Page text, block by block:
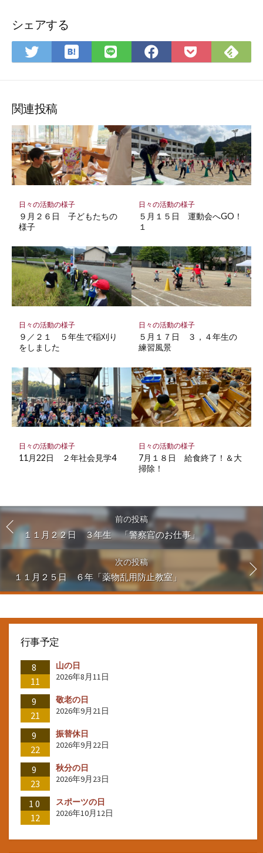
シェアする
Twitter
で
ア
は
て
ク
マ
ー
ク
に
LINE
で
Facebook
で
Pocket
に
で
関連投稿
日々の活動の様子
９月２６日 子どもたちの
様子
日々の活動の様子
５月１５日 運動会へGO！
１
日々の活動の様子
９／２１ ５年生で稲刈り
をしました
日々の活動の様子
５月１７日 ３，４年生の
練習風景
日々の活動の様子
11月22日 ２年社会見学4
日々の活動の様子
7月１８日 給食終了！＆大
掃除！
前の投稿
１１月２２日 ３年生 「警察官のお仕事」
次の投稿
１１月２５日 ６年「薬物乱用防止教室」
行事予定
8
11
山の日
2026年8月11日
9
21
敬老の日
2026年9月21日
9
22
振替休日
2026年9月22日
9
23
秋分の日
2026年9月23日
10
12
スポーツの日
2026年10月12日